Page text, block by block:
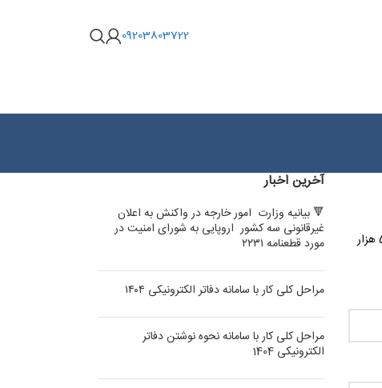
09203803722
بازدیدکننده گرامی، شما می توانید در صورت تمایل از طریق فرم زیر اقدام به درخواست خدمات مشاوره مالیاتی نمایید. توجه داشته باشید که قیمتِ هر جلسه 500 هزار
آخرین اخبار
🔻 بیانیه وزارت امور خارجه در واکنش به اعلان
غیرقانونی سه کشور اروپایی به شورای امنیت در
مورد قطعنامه ۲۲۳۱
مراحل کلی کار با سامانه دفاتر الکترونیکی ۱۴۰۴
مراحل کلی کار با سامانه نحوه نوشتن دفاتر
الکترونیکی 1404